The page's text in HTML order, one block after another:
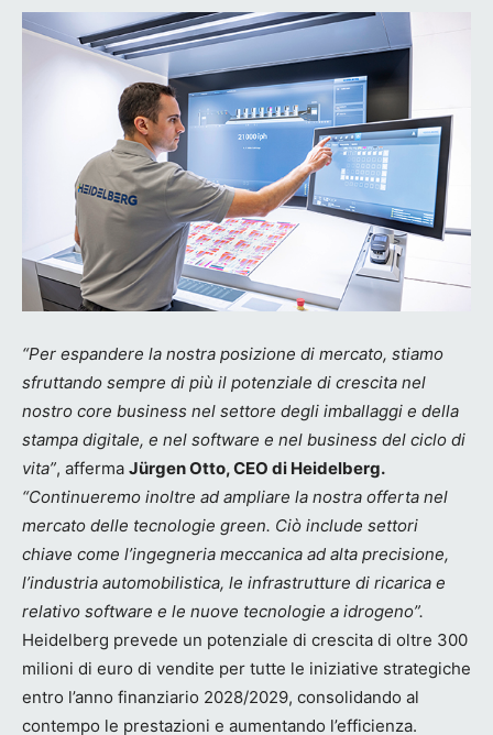
“Per espandere la nostra posizione di mercato, stiamo
sfruttando sempre di più il potenziale di crescita nel
nostro core business nel settore degli imballaggi e della
stampa digitale, e nel software e nel business del ciclo di
vita”, afferma Jürgen Otto, CEO di Heidelberg.
“Continueremo inoltre ad ampliare la nostra offerta nel
mercato delle tecnologie green. Ciò include settori
chiave come l’ingegneria meccanica ad alta precisione,
l’industria automobilistica, le infrastrutture di ricarica e
relativo software e le nuove tecnologie a idrogeno”.
Heidelberg prevede un potenziale di crescita di oltre 300
milioni di euro di vendite per tutte le iniziative strategiche
entro l’anno finanziario 2028/2029, consolidando al
contempo le prestazioni e aumentando l’efficienza.